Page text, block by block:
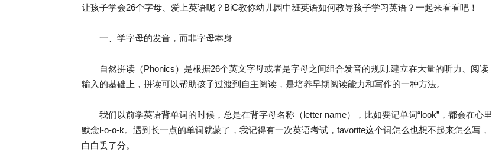
让孩子学会26个字母、爱上英语呢？BiC教你幼儿园中班英语如何教导孩子学习英语？一起来看看吧！
一、学字母的发音，而非字母本身
自然拼读（Phonics）是根据26个英文字母或者是字母之间组合发音的规则.建立在大量的听力、阅读
输入的基础上，拼读可以帮助孩子过渡到自主阅读，是培养早期阅读能力和写作的一种方法。
我们以前学英语背单词的时候，总是在背字母名称（letter name），比如要记单词“look”，都会在心里
默念l-o-o-k。遇到长一点的单词就蒙了，我记得有一次英语考试，favorite这个词怎么也想不起来怎么写，
白白丢了分。